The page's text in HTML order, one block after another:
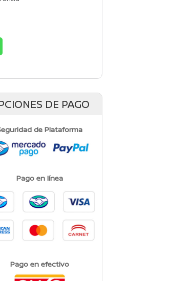
DE PAGO
de Plataforma
Pago en línea
Pago en efectivo